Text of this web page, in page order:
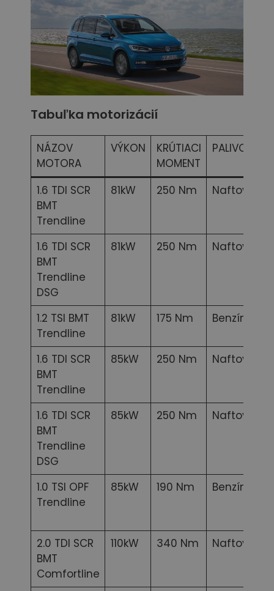
Tabuľka motorizácií
NÁZOV
MOTORA
VÝKON
KRÚTIACI
MOMENT
PALIVO
1.6 TDI SCR
BMT
Trendline
81kW 250 Nm Naftový
1.6 TDI SCR
BMT
Trendline
DSG
81kW 250 Nm Naftový
1.2 TSI BMT
Trendline
81kW 175 Nm Benzínový
1.6 TDI SCR
BMT
Trendline
85kW 250 Nm Naftový
1.6 TDI SCR
BMT
Trendline
DSG
85kW 250 Nm Naftový
1.0 TSI OPF
Trendline
85kW 190 Nm Benzínový
2.0 TDI SCR
BMT
Comfortline
110kW 340 Nm Naftový